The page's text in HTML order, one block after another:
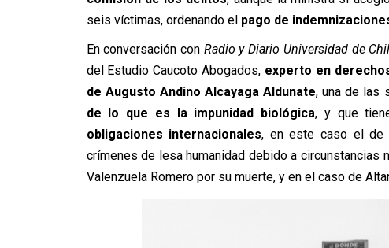
seis víctimas, ordenando elpago de
En conversación con Radio y Diario Universidad de
del Estudio Caucoto Abogados, experto en
de Augusto Andino Alcayaga Aldunate, una de las
de lo que es la impunidad biológica, y que
obligaciones internacionales, en este caso el de
crímenes de lesa humanidad debido a circunstancias
Valenzuela Romero por su muerte, y en el caso de